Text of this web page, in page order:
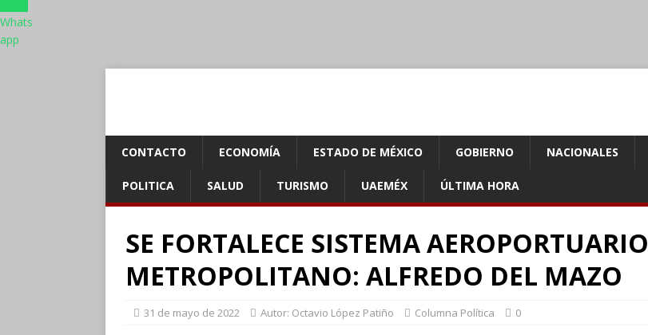
Whats
app
CONTACTO ECONOMÍA ESTADO DE MÉXICO GOBIERNO NACIONALES
POLITICA SALUD TURISMO UAEMÉX ÚLTIMA HORA
SE FORTALECE SISTEMA AEROPORTUARIO
METROPOLITANO: ALFREDO DEL MAZO
31 de mayo de 2022 Autor: Octavio López Patiño Columna Política 0